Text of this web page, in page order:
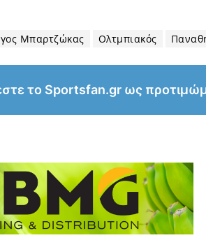
Μπαρτζώκας Ολτμπιακός
το Sportsfan.gr ως